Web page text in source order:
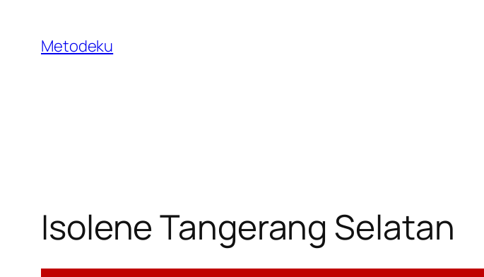
content
Metodeku
Isolene Tangerang Selatan